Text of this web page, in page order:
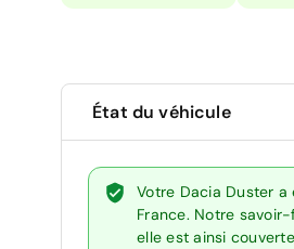
État du véhicule
Votre Dacia Duster
France. Notre
elle est ainsi